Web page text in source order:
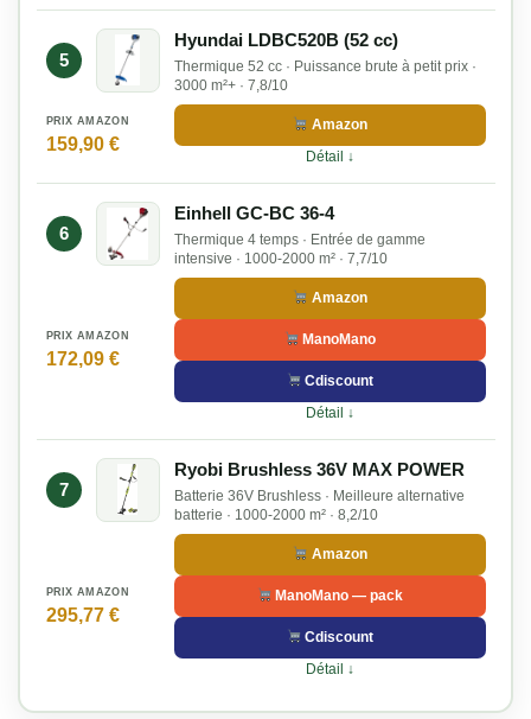
5
Hyundai LDBC520B (52 cc)
Thermique 52 cc · Puissance brute à petit prix ·
3000 m²+ · 7,8/10
PRIX AMAZON
159,90 €
Amazon
Détail ↓
6
Einhell GC-BC 36-4
Thermique 4 temps · Entrée de gamme
intensive · 1000-2000 m² · 7,7/10
PRIX AMAZON
172,09 €
Amazon
ManoMano
Cdiscount
Détail ↓
7
Ryobi Brushless 36V MAX POWER
Batterie 36V Brushless · Meilleure alternative
batterie · 1000-2000 m² · 8,2/10
PRIX AMAZON
295,77 €
Amazon
ManoMano — pack
Cdiscount
Détail ↓